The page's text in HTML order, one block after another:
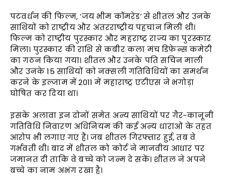
पटवर्धन की फिल्म, ‘जय भीम कॉमरेड’ से शीतल और उनके
साथियों को राष्ट्रीय और अंतरराष्ट्रीय पहचान मिली थी।
फिल्म को राष्ट्रीय पुरस्कार और महराष्ट्र राज्य का पुरस्कार
मिला। पुरस्कार की राशि से कबीर कला मंच डिफेन्स कमेटी
का गठन किया गया। शीतल और उनके पति सचिन माली
और उनके 15 साथियों को नक्सली गतिविधियों का समर्थन
करने के इल्जाम में 2011 में महाराष्ट्र एटीएस ने भगोड़ा
घोषित कर दिया था।
इसके अलावा इन दोनों समेत अन्य साथियों पर गैर-कानूनी
गतिविधि निवारण अधिनियम की कई अन्य धाराओं के तहत
आरोप भी लगाए गए हैं। जब शीतल गिरफ्तार हुई, तब वे
गर्भवती थी। बाद में शीतल को कोर्ट ने मानवीय आधार पर
जमानत दी ताकि वे बच्चे को जन्म दे सकें। शीतल ने अपने
बच्चे का नाम अभंग रखा है।